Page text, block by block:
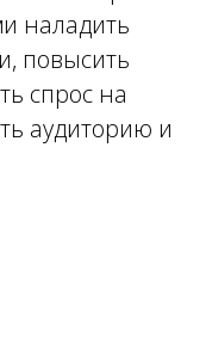
наладить
повысить
спрос на
аудиторию и